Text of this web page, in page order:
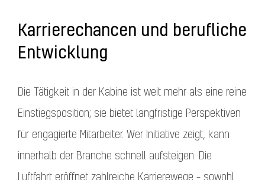
Karrierechancen und berufliche
Entwicklung
Die Tätigkeit in der Kabine ist weit mehr als eine reine
Einstiegsposition; sie bietet langfristige Perspektiven
für engagierte Mitarbeiter. Wer Initiative zeigt, kann
innerhalb der Branche schnell aufsteigen. Die
Luftfahrt eröffnet zahlreiche Karrierewege – sowohl